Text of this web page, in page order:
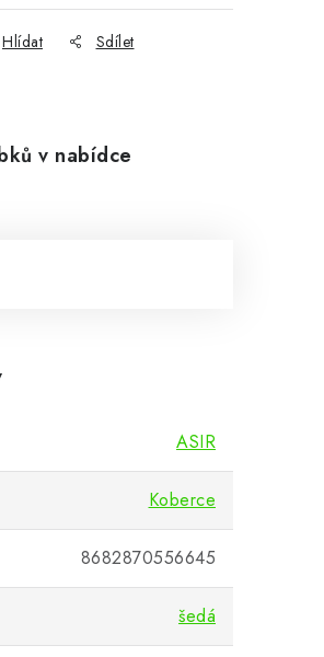
Hlídat Sdílet
v nabídce
ASIR
Koberce
8682870556645
šedá